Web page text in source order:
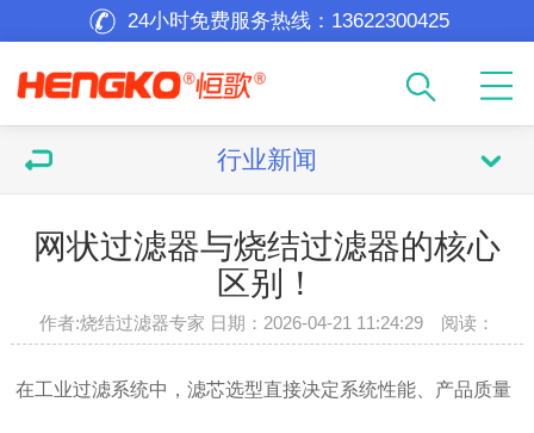
24小时免费服务热线： 13622300425
行业新闻
网状过滤器与烧结过滤器的核心
区别！
作者:烧结过滤器专家 日期：2026-04-21 11:24:29 阅读：
在工业过滤系统中，滤芯选型直接决定系统性能、产品质量